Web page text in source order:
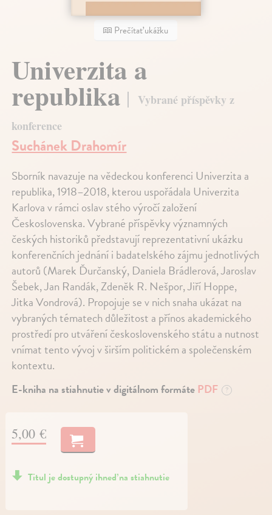
Prečítať ukážku
Univerzita a
republika
Vybrané příspěvky z
konference
Suchánek Drahomír
Sborník navazuje na vědeckou konferenci Univerzita a
republika, 1918–2018, kterou uspořádala Univerzita
Karlova v rámci oslav stého výročí založení
Československa. Vybrané příspěvky významných
českých historiků představují reprezentativní ukázku
konferenčních jednání i badatelského zájmu jednotlivých
autorů (Marek Ďurčanský, Daniela Brádlerová, Jaroslav
Šebek, Jan Randák, Zdeněk R. Nešpor, Jiří Hoppe,
Jitka Vondrová). Propojuje se v nich snaha ukázat na
vybraných tématech důležitost a přínos akademického
prostředí pro utváření československého státu a nutnost
vnímat tento vývoj v širším politickém a společenském
kontextu.
E-kniha na stiahnutie v digitálnom formáte PDF ?
5,00 €
Titul je dostupný ihneď na stiahnutie